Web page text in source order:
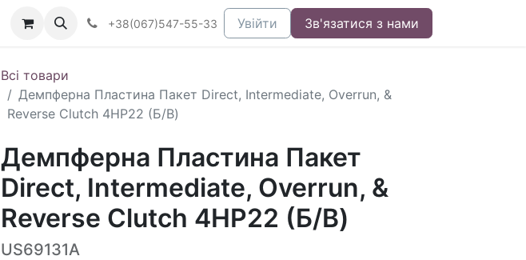
+38(067)547-55-33 Увійти Зв'язатися з нами
Всі товари
Демпферна Пластина Пакет Direct, Intermediate, Overrun, &
Reverse Clutch 4HP22 (Б/В)
Демпферна Пластина Пакет
Direct, Intermediate, Overrun, &
Reverse Clutch 4HP22 (Б/В)
US69131A